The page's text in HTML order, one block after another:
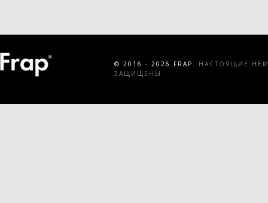
© 2016 - 2026 FRAP.
НАСТОЯЩИЕ
ЗАЩИЩЕНЫ